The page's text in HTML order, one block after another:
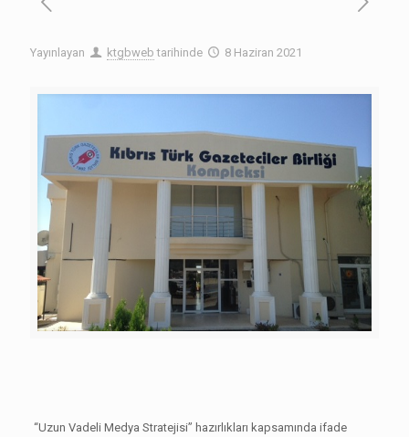
Yayınlayan ktgbweb tarihinde 8 Haziran 2021
“Uzun Vadeli Medya Stratejisi” hazırlıkları kapsamında ifade